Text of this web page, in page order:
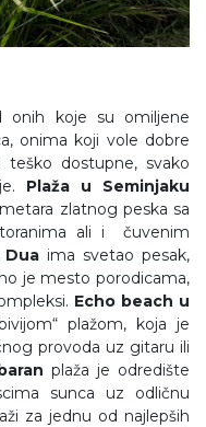
onih koje su omiljene
onima koji vole dobre
dostupne, svako
Plaža u Seminjaku
zlatnog peska sa
ali i čuvenim
Dua ima svetao pesak,
je mesto porodicama,
Echo beach u
plažom, koja je
provoda uz gitaru ili
plaža je odredište
sunca uz odličnu
za jednu od najlepših